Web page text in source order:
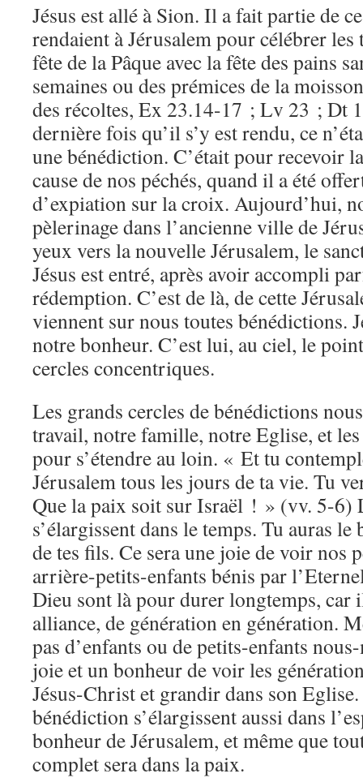
Jésus est allé à Sion. Il a fait partie de
rendaient à Jérusalem pour célébrer
fête de la Pâque avec la fête des pains
semaines ou des prémices de la
des récoltes, Ex 23.14-17 ; Lv 23 ; Dt
dernière fois qu’il s’y est rendu, ce
une bénédiction. C’était pour recevoir
cause de nos péchés, quand il a été
d’expiation sur la croix. Aujourd’hui,
pèlerinage dans l’ancienne ville de
yeux vers la nouvelle Jérusalem, le
Jésus est entré, après avoir accompli
rédemption. C’est de là, de cette
viennent sur nous toutes bénédictions.
notre bonheur. C’est lui, au ciel, le
cercles concentriques.
Les grands cercles de bénédictions
travail, notre famille, notre Eglise, et les
pour s’étendre au loin. « Et tu
Jérusalem tous les jours de ta vie. Tu
Que la paix soit sur Israël ! » (vv. 5-6)
s’élargissent dans le temps. Tu auras
de tes fils. Ce sera une joie de voir nos
arrière-petits-enfants bénis par
Dieu sont là pour durer longtemps, car
alliance, de génération en génération.
pas d’enfants ou de petits-enfants
joie et un bonheur de voir les
Jésus-Christ et grandir dans son
bénédiction s’élargissent aussi dans
bonheur de Jérusalem, et même que
complet sera dans la paix.